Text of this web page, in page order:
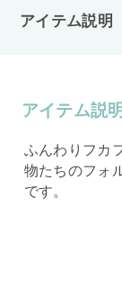
アイテム説明
アイテム説明
ふんわりフカ
物たちのフォ
です。